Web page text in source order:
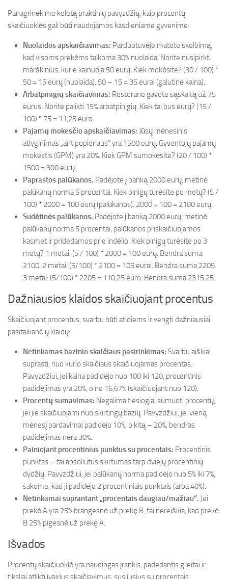
Panagrinėkime keletą praktinių pavyzdžių, kaip procentų
skaičiuoklės gali būti naudojamos kasdieniame gyvenime:
Nuolaidos apskaičiavimas: Parduotuvėje matote skelbimą,
kad visoms prekėms taikoma 30% nuolaida. Norite nusipirkti
marškinius, kurie kainuoja 50 eurų. Kiek mokėsite? (30 / 100) *
50 = 15 eurų (nuolaida). 50 – 15 = 35 eurai (galutinė kaina).
Arbatpinigių skaičiavimas: Restorane gavote sąskaitą už 75
eurus. Norite palikti 15% arbatpinigių. Kiek tai bus eurų? (15 /
100) * 75 = 11,25 euro.
Pajamų mokesčio apskaičiavimas: Jūsų mėnesinis
atlyginimas „ant popieriaus” yra 1500 eurų. Gyventojų pajamų
mokestis (GPM) yra 20%. Kiek GPM sumokėsite? (20 / 100) *
1500 = 300 eurų.
Paprastos palūkanos. Padėjote į banką 2000 eurų, metinė
palūkanų norma 5 procentai. Kiek pinigų turėsite po metų? (5 /
100) * 2000 = 100 eurų (palūkanos). 2000 + 100 = 2100 eurų.
Sudėtinės palūkanos. Padėjote į banką 2000 eurų, metinė
palūkanų norma 5 procentai, palūkanos priskaičiuojamos
kasmet ir pridedamos prie indėlio. Kiek pinigų turėsite po 3
metų? 1 metai: (5 / 100) * 2000 = 100 eurų. Bendra suma:
2100. 2 metai: (5/100) * 2100 = 105 eurai. Bendra suma 2205.
3 metai: (5/100) * 2205 = 110,25 euro. Bendra suma 2315,25.
Dažniausios klaidos skaičiuojant procentus
Skaičiuojant procentus, svarbu būti atidiems ir vengti dažniausiai
pasitaikančių klaidų:
Netinkamas bazinio skaičiaus pasirinkimas: Svarbu aiškiai
suprasti, nuo kurio skaičiaus skaičiuojamas procentas.
Pavyzdžiui, jei kaina padidėjo nuo 100 iki 120, procentinis
padidėjimas yra 20%, o ne 16,67% (skaičiuojant nuo 120).
Procentų sumavimas: Negalima tiesiogiai sumuoti procentų,
jei jie skaičiuojami nuo skirtingų bazių. Pavyzdžiui, jei vieną
mėnesį pardavimai padidėjo 10%, o kitą – 20%, bendras
padidėjimas nėra 30%.
Painiojant procentinius punktus su procentais: Procentinis
punktas – tai absoliutus skirtumas tarp dviejų procentinių
dydžių. Pavyzdžiui, jei palūkanų norma padidėjo nuo 5% iki 7%,
sakome, kad ji padidėjo 2 procentiniais punktais (arba 40%).
Netinkamai suprantant „procentais daugiau/mažiau”. Jei
prekė A yra 25% brangesnė už prekę B, tai nereiškia, kad prekė
B 25% pigesnė už prekę A.
Išvados
Procentų skaičiuoklė yra naudingas įrankis, padedantis greitai ir
tiksliai atlikti įvairius skaičiavimus, susijusius su procentais.